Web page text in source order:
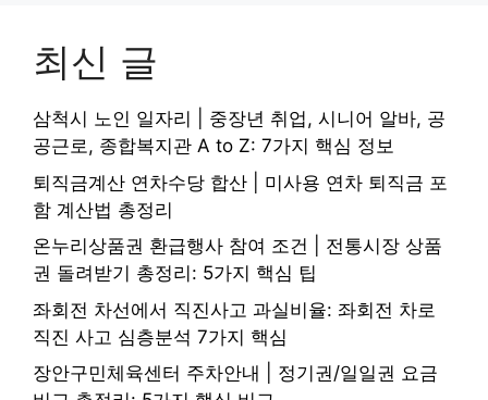
최신 글
삼척시 노인 일자리 | 중장년 취업, 시니어 알바, 공
공근로, 종합복지관 A to Z: 7가지 핵심 정보
퇴직금계산 연차수당 합산 | 미사용 연차 퇴직금 포
함 계산법 총정리
온누리상품권 환급행사 참여 조건 | 전통시장 상품
권 돌려받기 총정리: 5가지 핵심 팁
좌회전 차선에서 직진사고 과실비율: 좌회전 차로
직진 사고 심층분석 7가지 핵심
장안구민체육센터 주차안내 | 정기권/일일권 요금